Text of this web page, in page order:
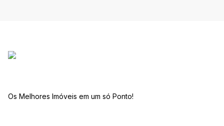
Os Melhores Imóveis em um só Ponto!